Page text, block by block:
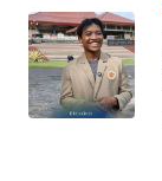
SELATAN
WN
TANJUNG